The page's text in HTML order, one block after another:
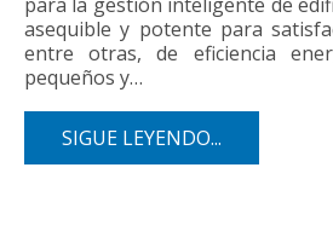
asequible y potente para
entre otras, de eficiencia
pequeños y…
SIGUE LEYENDO...